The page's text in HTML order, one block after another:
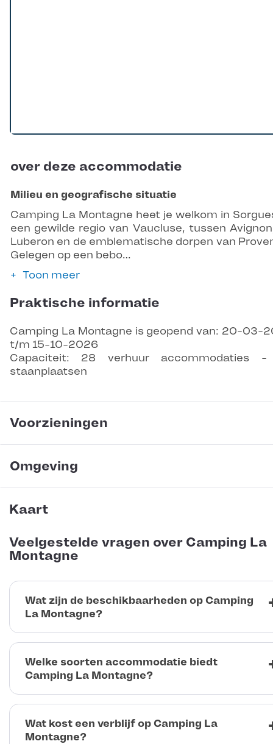
over deze accommodatie
Milieu en geografische situatie
Camping La Montagne heet je welkom in
een gewilde regio van Vaucluse, tussen
Luberon en de emblematische dorpen van
Gelegen op een bebo…
Toon meer
Praktische informatie
Camping La Montagne is geopend van: 20-03-
t/m 15-10-2026
Capaciteit: 28 verhuur accommodaties
staanplaatsen
Voorzieningen
Omgeving
Kaart
Veelgestelde vragen over Camping La
Montagne
Wat zijn de beschikbaarheden op Camping
La Montagne?
Welke soorten accommodatie biedt
Camping La Montagne?
Wat kost een verblijf op Camping La
Montagne?